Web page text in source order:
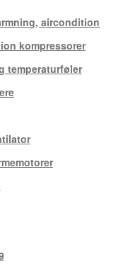
aircondition
kompressorer
temperaturføler